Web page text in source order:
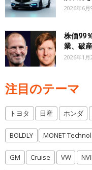
2026年6月
株価99
業、破
2026年1月
注目のテーマ
トヨタ 日産 ホンダ
BOLDLY MONET
GM Cruise VW